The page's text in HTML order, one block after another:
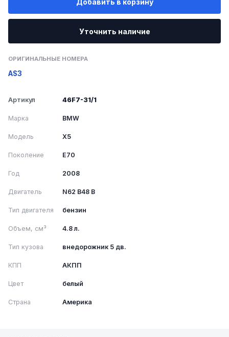
Уточнить наличие
ОРИГИНАЛЬНЫЕ НОМЕРА
AS3
Артикул 46F7-31/1
Марка BMW
Модель X5
Поколение E70
Год 2008
Двигатель N62 B48 B
Тип двигателя бензин
Объем, см³ 4.8 л.
Тип кузова внедорожник 5 дв.
КПП АКПП
Цвет белый
Страна Америка